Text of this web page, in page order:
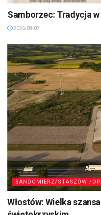
Samborzec: Tradycja
2026-08-07
SANDOMIERZ/STASZÓW /
Włostów: Wielka